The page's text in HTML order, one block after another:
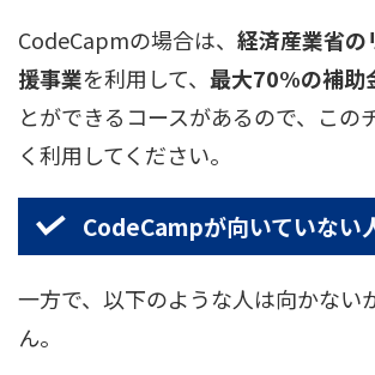
CodeCapmの場合は、 経済産業省の
援事業を利用して、 最大70%の補助
とができるコースがあるので、この
く利用してください。
CodeCampが向いていない
一方で、以下のような人は向かない
ん。